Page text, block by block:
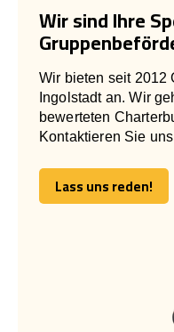
Wir sind Ihre
Wir bieten seit 2012
Ingolstadt an. Wir
bewerteten
Kontaktieren Sie
Lass uns reden!
Lass uns reden!